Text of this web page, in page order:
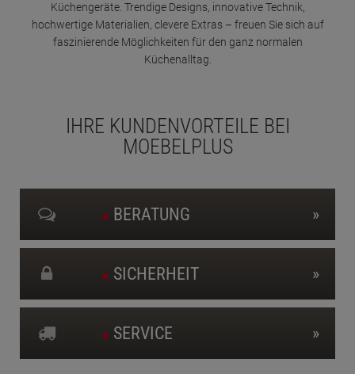
Küchengeräte. Trendige Designs, innovative Technik,
hochwertige Materialien, clevere Extras – freuen Sie sich auf
faszinierende Möglichkeiten für den ganz normalen
Küchenalltag.
IHRE KUNDENVORTEILE BEI
MOEBELPLUS
■ BERATUNG »
■ SICHERHEIT »
■ SERVICE »